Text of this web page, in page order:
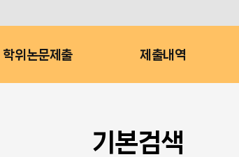
학위논문제출 제출내역
기본검색